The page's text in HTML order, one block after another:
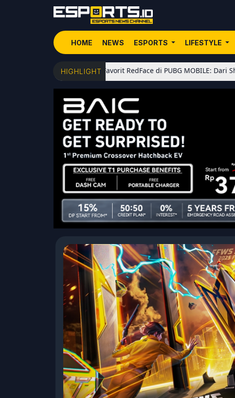
HOME NEWS ESPORTS LIFESTYLE
HIGHLIGHT
5 Senjata Favorit RedFace di PUBG MOBILE: Dari Shotgun